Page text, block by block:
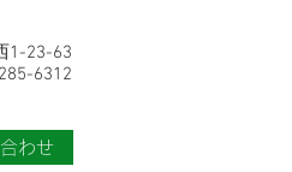
1-23-63
6312
わせ